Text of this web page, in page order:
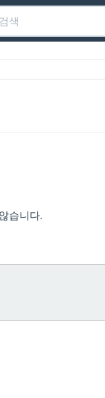
습니다.